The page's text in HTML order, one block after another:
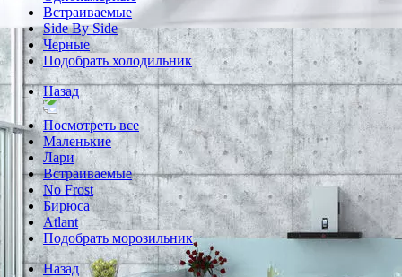
Встраиваемые
Side By Side
Черные
Подобрать холодильник
Назад
Посмотреть все
Маленькие
Лари
Встраиваемые
No Frost
Бирюса
Atlant
Подобрать морозильник
Назад